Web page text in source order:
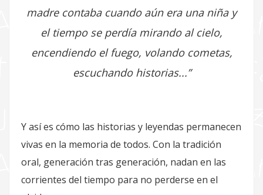
madre contaba cuando aún era una niña y
el tiempo se perdía mirando al cielo,
encendiendo el fuego, volando cometas,
escuchando historias...”
Y así es cómo las historias y leyendas permanecen
vivas en la memoria de todos. Con la tradición
oral, generación tras generación, nadan en las
corrientes del tiempo para no perderse en el